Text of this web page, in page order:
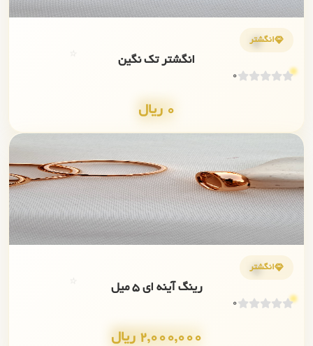
انگشتر
انگشتر تک نگین
0
0 ریال
💎
انگشتر
رینگ آینه ای ۵ میل
0
2,000,000 ریال
✨
💎